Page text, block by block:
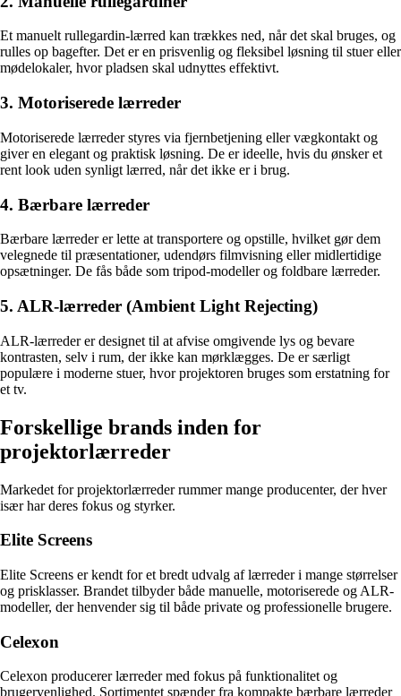
Et manuelt rullegardin-lærred kan trækkes ned, når det skal bruges, og
rulles op bagefter. Det er en prisvenlig og fleksibel løsning til stuer eller
mødelokaler, hvor pladsen skal udnyttes effektivt.
3. Motoriserede lærreder
Motoriserede lærreder styres via fjernbetjening eller vægkontakt og
giver en elegant og praktisk løsning. De er ideelle, hvis du ønsker et
rent look uden synligt lærred, når det ikke er i brug.
4. Bærbare lærreder
Bærbare lærreder er lette at transportere og opstille, hvilket gør dem
velegnede til præsentationer, udendørs filmvisning eller midlertidige
opsætninger. De fås både som tripod-modeller og foldbare lærreder.
5. ALR-lærreder (Ambient Light Rejecting)
ALR-lærreder er designet til at afvise omgivende lys og bevare
kontrasten, selv i rum, der ikke kan mørklægges. De er særligt
populære i moderne stuer, hvor projektoren bruges som erstatning for
et tv.
Forskellige brands inden for
projektorlærreder
Markedet for projektorlærreder rummer mange producenter, der hver
især har deres fokus og styrker.
Elite Screens
Elite Screens er kendt for et bredt udvalg af lærreder i mange størrelser
og prisklasser. Brandet tilbyder både manuelle, motoriserede og ALR-
modeller, der henvender sig til både private og professionelle brugere.
Celexon
Celexon producerer lærreder med fokus på funktionalitet og
brugervenlighed. Sortimentet spænder fra kompakte bærbare lærreder